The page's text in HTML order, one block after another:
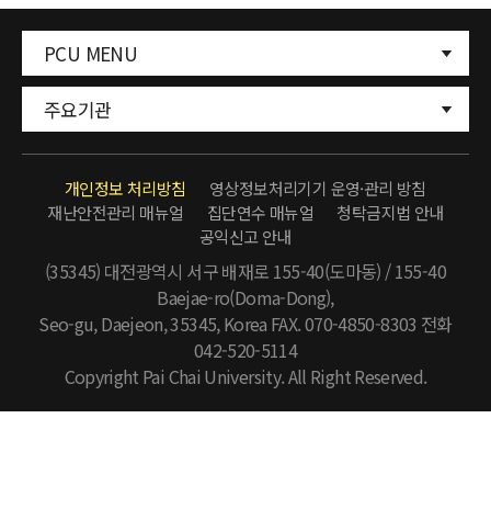
PCU MENU
주요기관
개인정보 처리방침
영상정보처리기기 운영·관리 방침
재난안전관리 매뉴얼
집단연수 매뉴얼
청탁금지법 안내
공익신고 안내
(35345) 대전광역시 서구 배재로 155-40(도마동) / 155-40
Baejae-ro(Doma-Dong),
Seo-gu, Daejeon, 35345, Korea FAX. 070-4850-8303 전화
042-520-5114
Copyright Pai Chai University. All Right Reserved.